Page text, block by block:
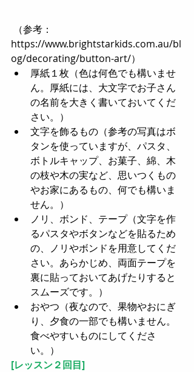
https://www.brightstarkids.com.au/bl
og/decorating/button-art/）
厚紙１枚（色は何色でも構いませ
ん。厚紙には、大文字でお子さん
の名前を大きく書いておいてくだ
さい。）
文字を飾るもの（参考の写真はボ
タンを使っていますが、パスタ、
ボトルキャップ、お菓子、綿、木
の枝や木の実など、思いつくもの
やお家にあるもの、何でも構いま
せん。）
ノリ、ボンド、テープ（文字を作
るパスタやボタンなどを貼るため
の、ノリやボンドを用意してくだ
さい。あらかじめ、両面テープを
裏に貼っておいてあげたりすると
スムーズです。）
おやつ（夜なので、果物やおにぎ
り、夕食の一部でも構いません。
食べやすいものにしてくださ
い。）
[レッスン２回目]